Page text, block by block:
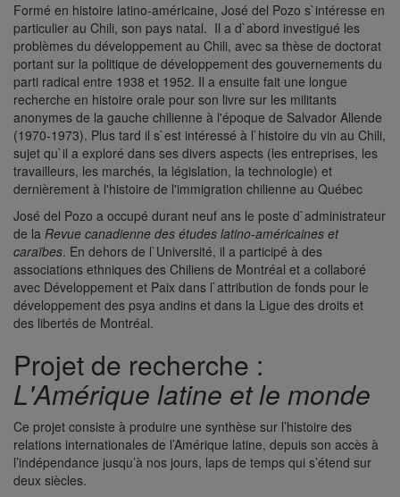
Formé en histoire latino-américaine, José del Pozo s`intéresse en
particulier au Chili, son pays natal. Il a d`abord investigué les
problèmes du développement au Chili, avec sa thèse de doctorat
portant sur la politique de développement des gouvernements du
parti radical entre 1938 et 1952. Il a ensuite fait une longue
recherche en histoire orale pour son livre sur les militants
anonymes de la gauche chilienne à l'époque de Salvador Allende
(1970-1973). Plus tard il s`est intéressé à l`histoire du vin au Chili,
sujet qu`il a exploré dans ses divers aspects (les entreprises, les
travailleurs, les marchés, la législation, la technologie) et
dernièrement à l'histoire de l'immigration chilienne au Québec
José del Pozo a occupé durant neuf ans le poste d`administrateur
de la Revue canadienne des études latino-américaines et
caraïbes. En dehors de l`Université, il a participé à des
associations ethniques des Chiliens de Montréal et a collaboré
avec Développement et Paix dans l`attribution de fonds pour le
développement des psya andins et dans la Ligue des droits et
des libertés de Montréal.
Projet de recherche :
L'Amérique latine et le monde
Ce projet consiste à produire une synthèse sur l’histoire des
relations internationales de l’Amérique latine, depuis son accès à
l’indépendance jusqu’à nos jours, laps de temps qui s’étend sur
deux siècles.